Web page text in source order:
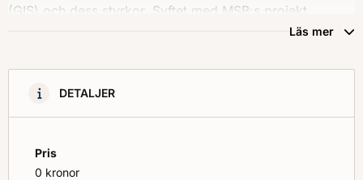
(GIS) och dess styrkor. Syftet med MSB:s projekt
Integrera GIS är att öka användandet och visa på
lägesbildsarbetet vid större händelser. Målet är att GIS
blir en naturlig del i arbetet med att hantera en händelse.
Vägledningen MSB1869 "GIS-stöd för analyser och
beslutsunderlag"
Läs mer
DETALJER
Pris
0 kronor